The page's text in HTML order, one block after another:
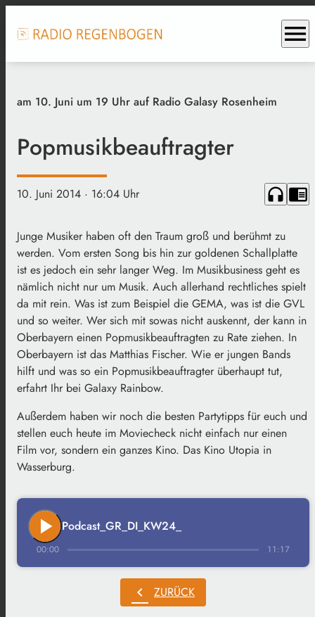
menu
am 10. Juni um 19 Uhr auf Radio Galasy Rosenheim
Popmusikbeauftragter
10. Juni 2014 · 16:04 Uhr headphones chrome_reader_mode
Junge Musiker haben oft den Traum groß und berühmt zu
werden. Vom ersten Song bis hin zur goldenen Schallplatte
ist es jedoch ein sehr langer Weg. Im Musikbusiness geht es
nämlich nicht nur um Musik. Auch allerhand rechtliches spielt
da mit rein. Was ist zum Beispiel die GEMA, was ist die GVL
und so weiter. Wer sich mit sowas nicht auskennt, der kann in
Oberbayern einen Popmusikbeauftragten zu Rate ziehen. In
Oberbayern ist das Matthias Fischer. Wie er jungen Bands
hilft und was so ein Popmusikbeauftragter überhaupt tut,
erfahrt Ihr bei Galaxy Rainbow.
Außerdem haben wir noch die besten Partytipps für euch und
stellen euch heute im Moviecheck nicht einfach nur einen
Film vor, sondern ein ganzes Kino. Das Kino Utopia in
Wasserburg.
play_arrow Podcast_GR_DI_KW24_
00:00 11:17
chevron_left ZURÜCK